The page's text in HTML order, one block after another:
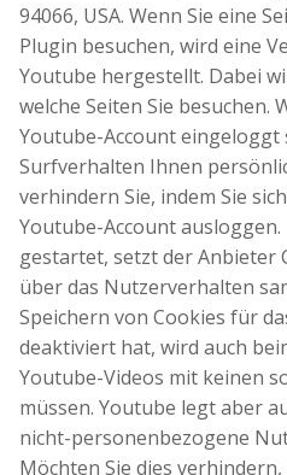
94066, USA. Wenn Sie eine
Plugin besuchen, wird eine
Youtube hergestellt. Dabei
welche Seiten Sie besuchen.
Youtube-Account
Surfverhalten Ihnen
verhindern Sie, indem Sie
Youtube-Account
gestartet, setzt der Anbieter
über das Nutzerverhalten
Speichern von Cookies für
deaktiviert hat, wird auch
Youtube-Videos mit keinen
müssen. Youtube legt aber
nicht-personenbezogene
Möchten Sie dies verhindern,